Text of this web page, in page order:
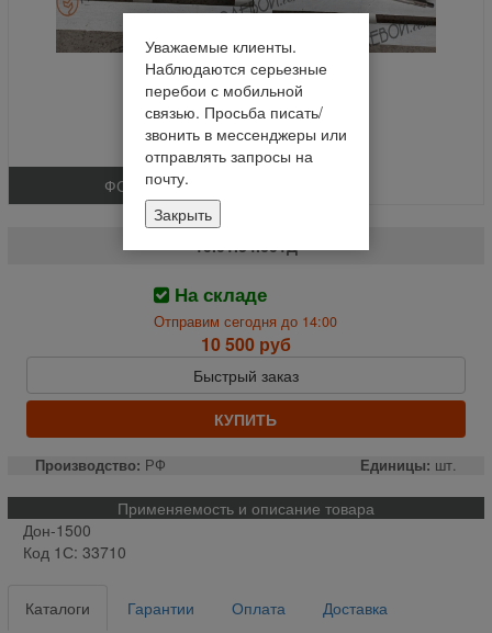
ФОТО
Вал заднего к/привода % (шт.)
10.01.34.601Д
На складе
Отправим сегодня до 14:00
10 500 руб
Быстрый заказ
КУПИТЬ
Производство: РФ Единицы: шт.
Применяемость и описание товара
Дон-1500
Код 1С: 33710
Каталоги Гарантии Оплата Доставка
Уважаемые клиенты.
Наблюдаются серьезные
перебои с мобильной
связью. Просьба писать/
звонить в мессенджеры или
отправлять запросы на
почту.
Закрыть